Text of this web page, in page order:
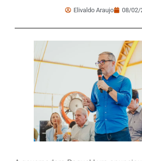
Elivaldo Araujo 08/02/